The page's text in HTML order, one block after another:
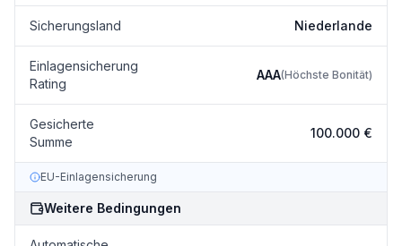
Sicherungsland Niederlande
Einlagensicherung
Rating
AAA(Höchste Bonität)
Gesicherte
Summe
100.000 €
EU-Einlagensicherung
Weitere Bedingungen